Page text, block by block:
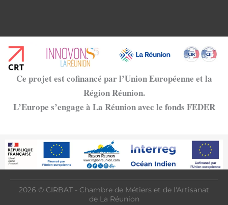
Ce projet est cofinancé par l’Union Européenne et la
Région Réunion.
L’Europe s’engage à La Réunion avec le fonds FEDER
2026 © CIRBAT - Chambre de Métiers et de l'Artisanat
de La Réunion